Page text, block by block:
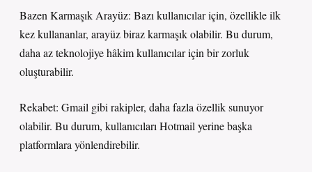
Bazen Karmaşık Arayüz: Bazı kullanıcılar için, özellikle ilk
kez kullananlar, arayüz biraz karmaşık olabilir. Bu durum,
daha az teknolojiye hâkim kullanıcılar için bir zorluk
oluşturabilir.
Rekabet: Gmail gibi rakipler, daha fazla özellik sunuyor
olabilir. Bu durum, kullanıcıları Hotmail yerine başka
platformlara yönlendirebilir.